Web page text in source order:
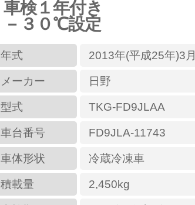
車検１年付き
－３０℃設定
年式 2013年(平成25年)3月
メーカー 日野
型式 TKG-FD9JLAA
車台番号 FD9JLA-11743
車体形状 冷蔵冷凍車
積載量 2,450kg